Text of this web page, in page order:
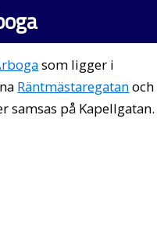
som ligger i
Räntmästaregatanoch
samsas på Kapellgatan.